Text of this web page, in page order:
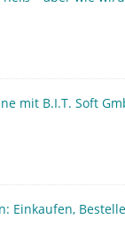
mit B.I.T. Soft
Einkaufen,